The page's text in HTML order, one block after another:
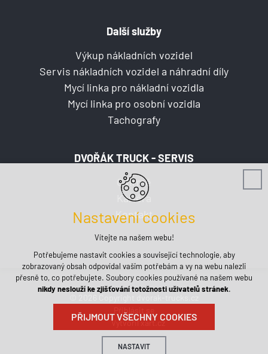
Další služby
Výkup nákladních vozidel
Servis nákladních vozidel a náhradní díly
Mycí linka pro nákladní vozidla
Mycí linka pro osobní vozidla
Tachografy
DVOŘÁK TRUCK - SERVIS
O firmě
Kariéra
Kontakt
Přihlásit se
Vytvořil xart.cz
Nastavení cookies
Vítejte na našem webu!
Potřebujeme nastavit cookies a související technologie, aby
zobrazovaný obsah odpovídal vašim potřebám a vy na webu nalezli
přesně to, co potřebujete. Soubory cookies používané na našem webu
nikdy neslouží ke zjišťování totožnosti uživatelů stránek.
PŘIJMOUT VŠECHNY COOKIES
NASTAVIT